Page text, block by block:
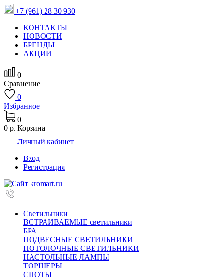
+7 (961) 28 30 930
КОНТАКТЫ
НОВОСТИ
БРЕНДЫ
АКЦИИ
0
Сравнение
0
Избранное
0
0 р. Корзина
Личный кабинет
Вход
Регистрация
Светильники
ВСТРАИВАЕМЫЕ светильники
БРА
ПОДВЕСНЫЕ СВЕТИЛЬНИКИ
ПОТОЛОЧНЫЕ СВЕТИЛЬНИКИ
НАСТОЛЬНЫЕ ЛАМПЫ
ТОРШЕРЫ
СПОТЫ